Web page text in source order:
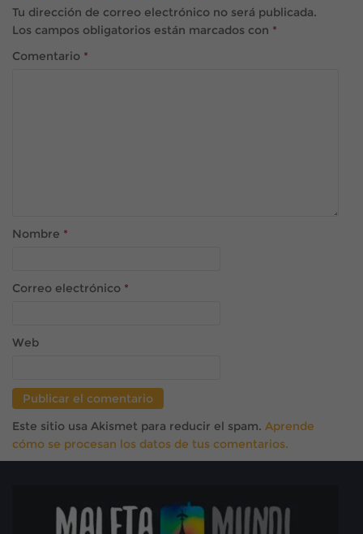
Tu dirección de correo electrónico no será publicada.
Los campos obligatorios están marcados con *
Comentario *
Nombre *
Correo electrónico *
Web
Este sitio usa Akismet para reducir el spam. Aprende
cómo se procesan los datos de tus comentarios.